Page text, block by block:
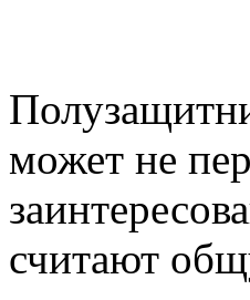
может не
считают